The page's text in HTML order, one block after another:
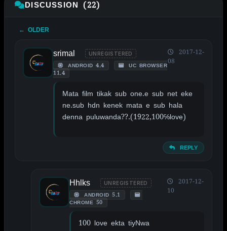
DISCUSSION (22)
← OLDER
srimal UNREGISTERED
ANDROID 4.4
UC BROWSER
11.4
2017-12-
08
Mata film tikak sub one.e sub net eke
ne.sub hdn kenek mata e sub hala
denna puluwanda??.(1922,100℅love)
REPLY
Hhlks UNREGISTERED
ANDROID 5.1
CHROME 50
2017-12-
10
100 love ekta tiyNwa